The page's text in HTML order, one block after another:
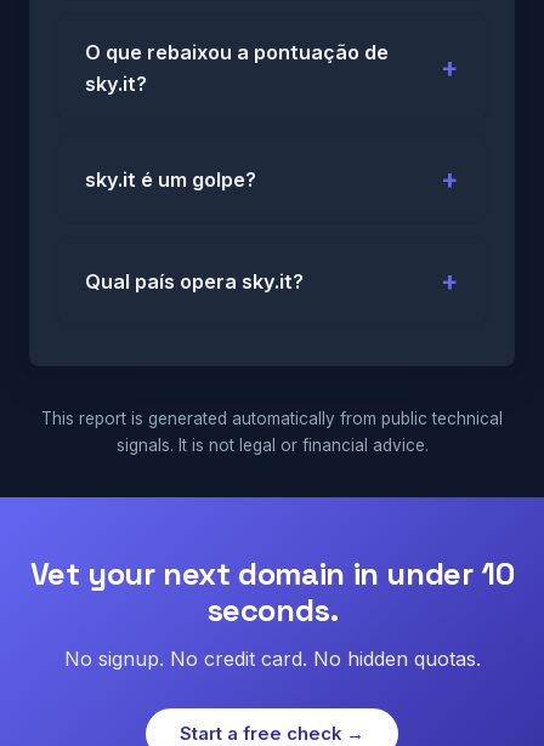
O que rebaixou a pontuação de
sky.it?
sky.it é um golpe?
Qual país opera sky.it?
This report is generated automatically from public technical
signals. It is not legal or financial advice.
Vet your next domain in under 10
seconds.
No signup. No credit card. No hidden quotas.
Start a free check →